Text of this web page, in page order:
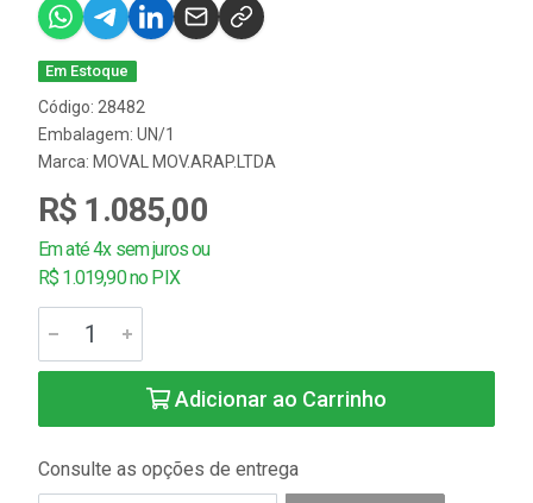
Em Estoque
Código: 28482
Embalagem: UN/1
Marca: MOVAL MOV.ARAP.LTDA
R$ 1.085,00
Em até 4x sem juros ou
R$ 1.019,90 no PIX
Adicionar ao Carrinho
Consulte as opções de entrega